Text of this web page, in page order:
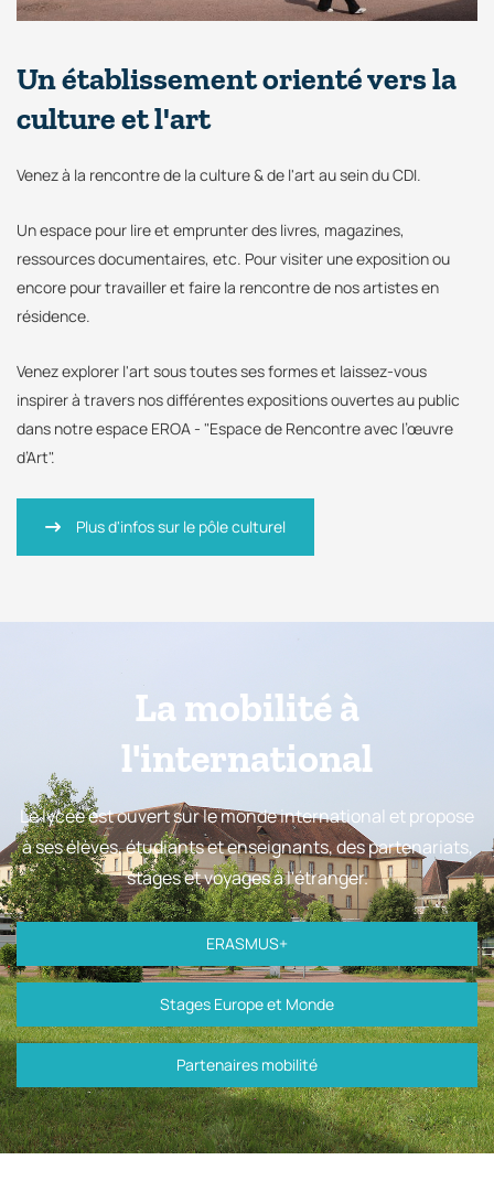
Un établissement orienté vers la
culture et l'art
Venez à la rencontre de la culture & de l'art au sein du CDI.
Un espace pour lire et emprunter des livres, magazines,
ressources documentaires, etc. Pour visiter une exposition ou
encore pour travailler et faire la rencontre de nos artistes en
résidence.
Venez explorer l'art sous toutes ses formes et laissez-vous
inspirer à travers nos différentes expositions ouvertes au public
dans notre espace EROA - "Espace de Rencontre avec l’œuvre
d’Art".
Plus d'infos sur le pôle culturel
La mobilité à
l'international
Le lycée est ouvert sur le monde international et propose
à ses élèves, étudiants et enseignants, des partenariats,
stages et voyages à l'étranger.
ERASMUS+
Stages Europe et Monde
Partenaires mobilité